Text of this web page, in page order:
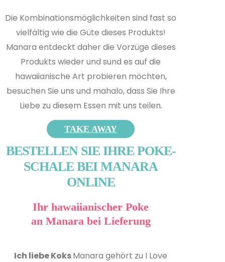
Die Kombinationsmöglichkeiten sind fast so
vielfältig wie die Güte dieses Produkts!
Manara entdeckt daher die Vorzüge dieses
Produkts wieder und sund es auf die
hawaiianische Art probieren möchten,
besuchen Sie uns und mahalo, dass Sie Ihre
Liebe zu diesem Essen mit uns teilen.
TAKE AWAY
BESTELLEN SIE IHRE POKE-
SCHALE BEI MANARA
ONLINE
Ihr hawaiianischer Poke
an Manara bei Lieferung
Ich liebe KoksManara gehört zu I Love